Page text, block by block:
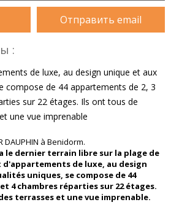
Отправить email
:
de luxe, au design unique et aux
compose de 44 appartements de 2, 3
sur 22 étages. Ils ont tous de
une vue imprenable
DAUPHIN à Benidorm.
le dernier terrain libre sur la plage de
d'appartements de luxe, au design
uniques, se compose de 44
4 chambres réparties sur 22 étages.
terrasses et une vue imprenable.